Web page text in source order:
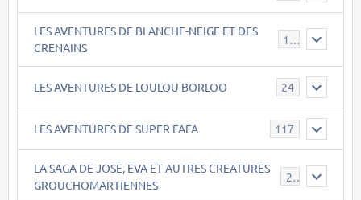
LES AVENTURES DE BLANCHE-NEIGE ET DES
CRENAINS
17
LES AVENTURES DE LOULOU BORLOO 24
LES AVENTURES DE SUPER FAFA 117
LA SAGA DE JOSE, EVA ET AUTRES CREATURES
GROUCHOMARTIENNES
26